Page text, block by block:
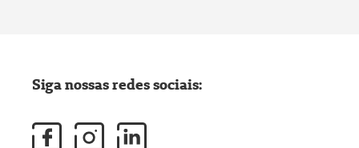
Siga nossas redes sociais: